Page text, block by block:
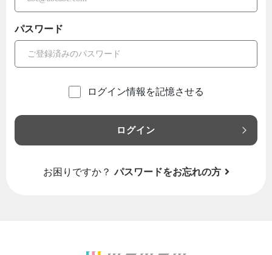
パスワード
ログイン情報を記憶させる
ログイン
お困りですか？ パスワードをお忘れの方